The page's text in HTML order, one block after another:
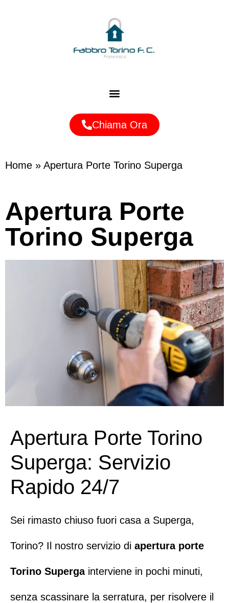
Chiama Ora
Home » Apertura Porte Torino Superga
Apertura Porte
Torino Superga
Apertura Porte Torino
Superga: Servizio
Rapido 24/7
Sei rimasto chiuso fuori casa a Superga,
Torino? Il nostro servizio di apertura porte
Torino Superga interviene in pochi minuti,
senza scassinare la serratura, per risolvere il